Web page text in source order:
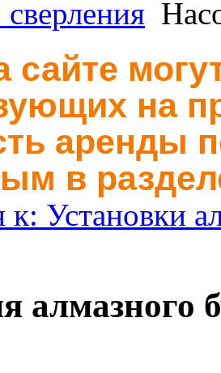
на
аренды
в
к: Установки
алмазного